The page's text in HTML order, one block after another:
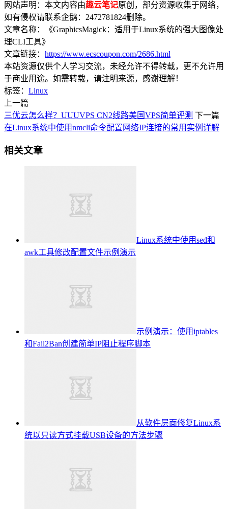
网站声明：本文内容由趣云笔记原创，部分资源收集于网络，
如有侵权请联系企鹅：2472781824删除。
文章名称：《GraphicsMagick：适用于Linux系统的强大图像处
理CLI工具》
文章链接： https://www.ecscoupon.com/2686.html
本站资源仅供个人学习交流，未经允许不得转载，更不允许用
于商业用途。如需转载，请注明来源，感谢理解！
标签： Linux
上一篇
三优云怎么样？UUUVPS CN2线路美国VPS简单评测 下一篇
在Linux系统中使用nmcli命令配置网络IP连接的常用实例详解
相关文章
Linux系统中使用sed和
awk工具修改配置文件示例演示
示例演示：使用iptables
和Fail2Ban创建简单IP阻止程序脚本
从软件层面修复Linux系
统以只读方式挂载USB设备的方法步骤